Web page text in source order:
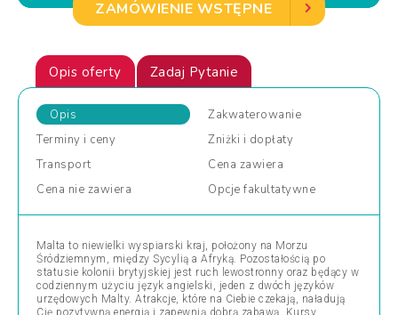
ZAMÓWIENIE WSTĘPNE
Opis oferty Zadaj Pytanie
Opis
Zakwaterowanie
Terminy i ceny Zniżki i dopłaty
Transport
Cena zawiera
Cena nie zawiera Opcje fakultatywne
Malta to niewielki wyspiarski kraj, położony na Morzu
Śródziemnym, między Sycylią a Afryką. Pozostałością po
statusie kolonii brytyjskiej jest ruch lewostronny oraz będący w
codziennym użyciu język angielski, jeden z dwóch języków
urzędowych Malty. Atrakcje, które na Ciebie czekają, naładują
Cię pozytywną energią i zapewnią dobrą zabawą. Kursy